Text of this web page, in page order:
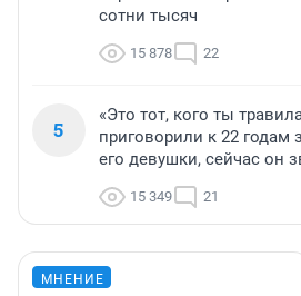
сотни тысяч
15 878 22
5
«Это тот, кого ты
приговорили к 22 годам
его девушки, сейчас он
15 349 21
МНЕНИЕ